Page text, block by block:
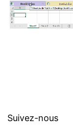
Suivez-nous